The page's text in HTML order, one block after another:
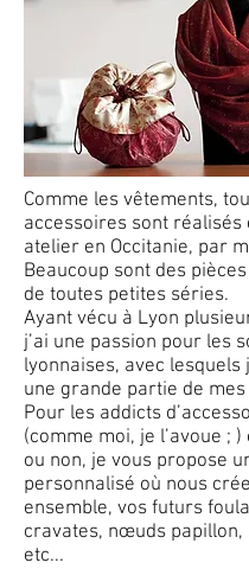
Comme les vêtements,
accessoires sont réalisés
atelier en Occitanie, par
Beaucoup sont des
de toutes petites séries.
Ayant vécu à Lyon
j’ai une passion pour les
lyonnaises, avec lesquels
une grande partie de
Pour les addicts
(comme moi, je l’avoue ;
ou non, je vous propose
personnalisé où nous
ensemble, vos futurs
cravates, nœuds papillon,
etc...